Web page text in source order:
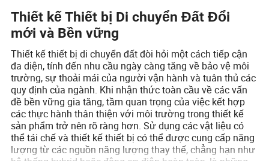
Thiết kế Thiết bị Di chuyển Đất Đổi
mới và Bền vững
Thiết kế thiết bị di chuyển đất đòi hỏi một cách tiếp cận
đa diện, tính đến nhu cầu ngày càng tăng về bảo vệ môi
trường, sự thoải mái của người vận hành và tuân thủ các
quy định của ngành. Khi nhận thức toàn cầu về các vấn
đề bền vững gia tăng, tầm quan trọng của việc kết hợp
các thực hành thân thiện với môi trường trong thiết kế
sản phẩm trở nên rõ ràng hơn. Sử dụng các vật liệu có
thể tái chế và thiết kế thiết bị có thể được cung cấp năng
lượng từ các nguồn năng lượng thay thế, chẳng hạn như